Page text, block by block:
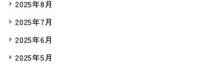
2025年8月
2025年7月
2025年6月
2025年5月